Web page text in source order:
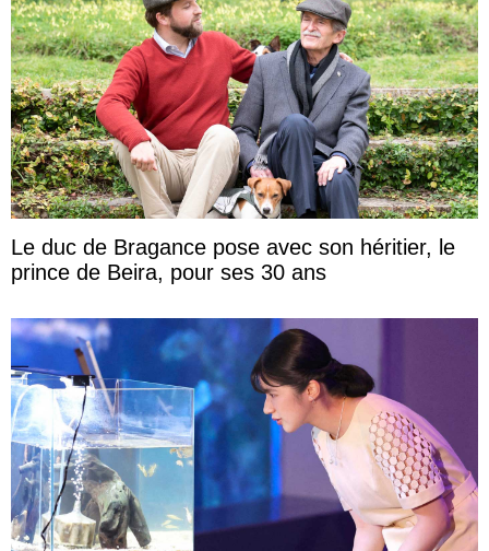
Le duc de Bragance pose avec son héritier, le
prince de Beira, pour ses 30 ans